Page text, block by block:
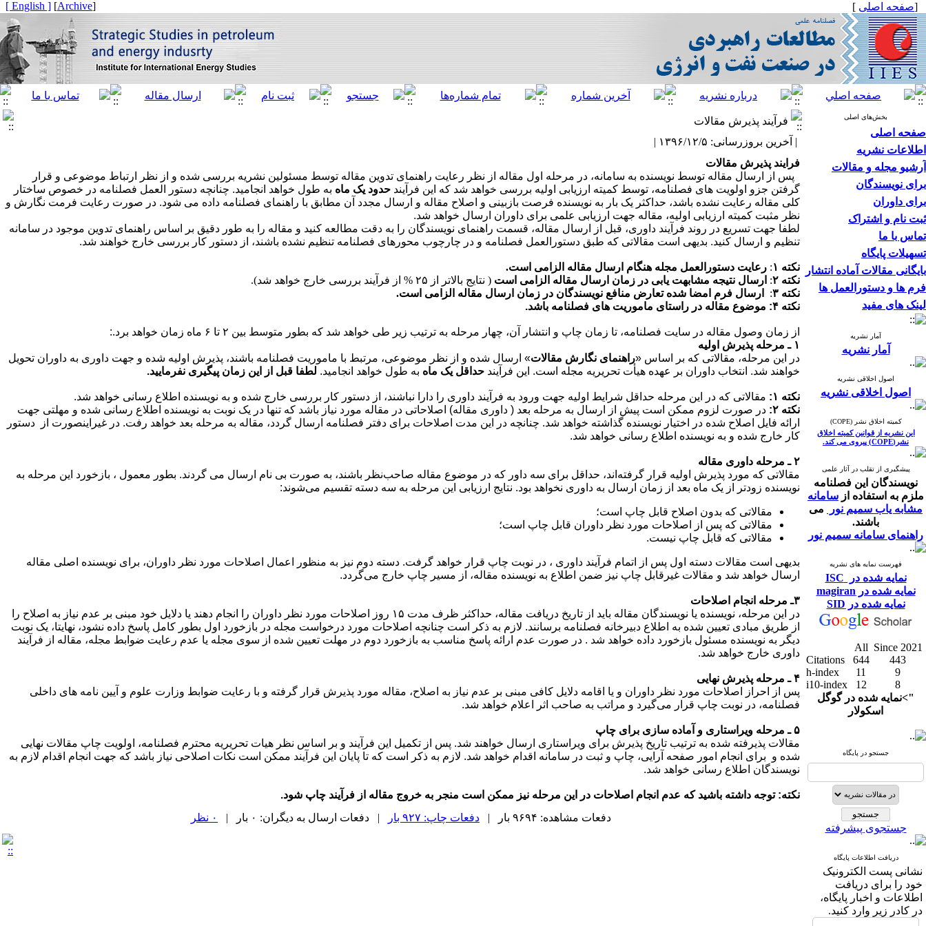
[صفحه اصلی ]
[
Archive
]
[ English ]
بخش‌های اصلی
صفحه اصلی
اطلاعات نشریه
آرشیو مجله و مقالات
برای نویسندگان
برای داوران
ثبت نام و اشتراک
تماس با ما
تسهیلات پایگاه
بایگانی مقالات آماده انتشار
فرم ها و دستورالعمل ها
لینک های مفید
آمار نشریه
آمار نشریه
اصول اخلاقی نشریه
اصول اخلاقی نشریه
کمیته اخلاق نشر (COPE)
این نشریه از قوانین کمیته اخلاق
نشر(COPE) پیروی می کند.
پیشگیری از تقلب در آثار علمی
نویسندگان این فصلنامه
ملزم به استفاده از سامانه
مشابه یاب سمیم نور
می
باشند.
راهنمای سامانه سمیم نور
فهرست نمایه های نشریه
نمایه شده در ISC
نمایه شده در magiran
نمایه شده در SID
All Since 2021
Citations
644
443
h-index
11
9
i10-index
12
8
">نمایه شده در گوگل
اسکولار
جستجو در پایگاه
جستجوی پیشرفته
دریافت اطلاعات پایگاه
نشانی پست الکترونیک
خود را برای دریافت
اطلاعات و اخبار پایگاه،
در کادر زیر وارد کنید.
فرآیند پذیرش مقالات
| آخرین بروزرسانی: ۱۳۹۶/۱۲/۵ |
فرایند پذیرش مقالات
پس از ارسال مقاله توسط نویسنده به سامانه، در مرحله اول مقاله از نظر رعایت راهنمای تدوین مقاله توسط مسئولین نشریه بررسی شده و از نظر ارتباط موضوعی و قرار
گرفتن جزو اولویت های فصلنامه، توسط کمیته ارزیابی اولیه بررسی خواهد شد که این فرآیند حدود یک ماه به طول خواهد انجامید. چنانچه دستور العمل فصلنامه در خصوص ساختار
کلی مقاله رعایت نشده باشد، حداکثر یک بار به نویسنده فرصت بازبینی و اصلاح مقاله و ارسال مجدد آن مطابق با راهنمای فصلنامه داده می شود. در صورت رعایت فرمت نگارش و
نظر مثبت کمیته ارزیابی اولیه، مقاله جهت ارزیابی علمی برای داوران ارسال خواهد شد.
لطفا جهت تسریع در روند فرآیند داوری، قبل از ارسال مقاله، قسمت راهنمای نویسندگان را به دقت مطالعه کنید و مقاله را به طور دقیق بر اساس راهنمای تدوین موجود در سامانه
تنظیم و ارسال کنید. بدیهی است مقالاتی که طبق دستورالعمل فصلنامه و در چارچوب محورهای فصلنامه تنظیم نشده باشند، از دستور کار بررسی خارج خواهند شد.
نکته ۱ : رعایت دستورالعمل مجله هنگام ارسال مقاله الزامی است.
نکته ۲
: ارسال نتیجه مشابهت یابی در زمان ارسال مقاله الزامی است ( نتایج بالاتر از ۲۵ % از فرآیند بررسی خارج خواهد شد).
نکته ۳
:
ارسال فرم امضا شده تعارض منافع نویسندگان در زمان ارسال مقاله الزامی است.
نکته ۴: موضوع مقاله در راستای ماموریت های فصلنامه باشد.
از زمان وصول مقاله در سایت فصلنامه، تا زمان چاپ و انتشار آن، چهار مرحله به ترتیب زیر طی خواهد شد که بطور متوسط بین ۲ تا ۶ ماه زمان خواهد برد.:
۱ ـ مرحله پذیرش اولیه
در این مرحله، مقالاتی که بر اساس «راهنمای نگارش مقالات» ارسال شده و از نظر موضوعی، مرتبط با ماموریت فصلنامه باشند، پذیرش اولیه شده و جهت داوری به داوران تحویل
خواهند شد. انتخاب داوران بر عهده هیأت تحریریه مجله است. این فرآیند حداقل یک ماه به طول خواهد انجامید. لطفا قبل از این زمان پیگیری نفرمایید.
نکته ۱:
مقالاتی که در این مرحله حداقل شرایط اولیه جهت ورود به فرآیند داوری را دارا نباشند، از دستور کار بررسی خارج شده و به نویسنده اطلاع رسانی خواهد شد.
نکته ۲:
در صورت لزوم ممکن است پیش از ارسال به مرحله بعد ( داوری مقاله) اصلاحاتی در مقاله مورد نیاز باشد که تنها در یک نوبت به نویسنده اطلاع رسانی شده و مهلتی جهت
ارائه فایل اصلاح شده در اختیار نویسنده گذاشته خواهد شد. چنانچه در این مدت اصلاحات برای دفتر فصلنامه ارسال گردد، مقاله به مرحله بعد خواهد رفت. در غیراینصورت از دستور
کار خارج شده و به نویسنده اطلاع رسانی خواهد شد.
۲ ـ مرحله داوری مقاله
مقالاتی که مورد پذیرش اولیه قرار گرفته‌اند، حداقل برای سه داور که در موضوع مقاله صاحب‌نظر باشند، به صورت بی نام ارسال می گردند. بطور معمول ، بازخورد این مرحله به
نویسنده زودتر از یک ماه بعد از زمان ارسال به داوری نخواهد بود. نتایج ارزیابی این مرحله به سه دسته تقسیم می‌شوند:
مقالاتی که بدون اصلاح قابل چاپ است؛
مقالاتی که پس از اصلاحات مورد نظر داوران قابل چاپ است؛
مقالاتی که قابل چاپ نیست.
بدیهی است مقالات دسته اول پس از اتمام فرآیند داوری ، در نوبت چاپ قرار خواهد گرفت. دسته دوم نیز به ‌منظور اعمال اصلاحات مورد نظر داوران، برای نویسنده اصلی مقاله
ارسال خواهد شد و مقالات غیرقابل چاپ نیز ضمن اطلاع به نویسنده مقاله، از مسیر چاپ خارج می‌گردد.
۳ـ مرحله انجام اصلاحات
در این مرحله، نویسنده یا نویسندگان مقاله باید از تاریخ دریافت مقاله، حداکثر ظرف مدت ۱۵ روز اصلاحات مورد نظر داوران را انجام دهند یا دلایل خود مبنی بر عدم نیاز به اصلاح را
از طریق مبادی تعیین شده به اطلاع دبیرخانه فصلنامه برسانند. لازم به ذکر است چنانچه اصلاحات مورد درخواست مجله در بازخورد اول بطور کامل پاسخ داده نشود، نهایتا، یک نوبت
دیگر به نویسنده مسئول بازخورد داده خواهد شد . در صورت عدم ارائه پاسخ مناسب به بازخورد دوم در مهلت تعیین شده از سوی مجله یا عدم رعایت ضوابط مجله، مقاله از فرآیند
داوری خارج خواهد شد.
۴ ـ مرحله پذیرش نهایی
پس از احراز اصلاحات مورد نظر داوران و یا اقامه دلایل کافی مبنی بر عدم نیاز به اصلاح، مقاله مورد پذیرش قرار گرفته و با رعایت ضوابط وزارت علوم و آیین نامه های داخلی
فصلنامه، در نوبت چاپ قرار می‌گیرد و مراتب به صاحب اثر اعلام خواهد شد.
۵ ـ مرحله ویراستاری و آماده سازی برای چاپ
مقالات پذیرفته شده به ترتیب تاریخ پذیرش برای ویراستاری ارسال خواهند شد. پس از تکمیل این فرآیند و بر اساس نظر هیات تحریریه محترم فصلنامه، اولویت چاپ مقالات نهایی
شده و برای انجام امور صفحه آرایی، چاپ و ثبت در سامانه اقدام خواهد شد. لازم به ذکر است که تا پایان این فرآیند ممکن است نکات اصلاحی نیاز باشد که جهت انجام اقدام لازم به
نویسندگان اطلاع رسانی خواهد شد.
نکته: توجه داشته باشید که عدم انجام اصلاحات در این مرحله نیز ممکن است منجر به خروج مقاله از فرآیند چاپ شود.
دفعات مشاهده: ۹۶۹۴ بار |
دفعات چاپ: ۹۲۷ بار | دفعات ارسال به دیگران: ۰ بار | ۰ نظر